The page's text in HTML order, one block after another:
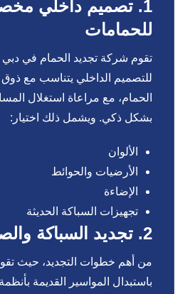
1. تصميم داخلي
للحمامات
تقوم شركة تجديد الحمام في
للتصميم الداخلي يتناسب مع
الحمام، مع مراعاة استغلال
بشكل ذكي. ويشمل ذلك اختيار:
الألوان
الأرضيات والحوائط
الإضاءة
تجهيزات السباكة الحديثة
2. تجديد السباكة والصرف الصحي
من أهم خطوات التجديد، حيث
باستبدال المواسير القديمة